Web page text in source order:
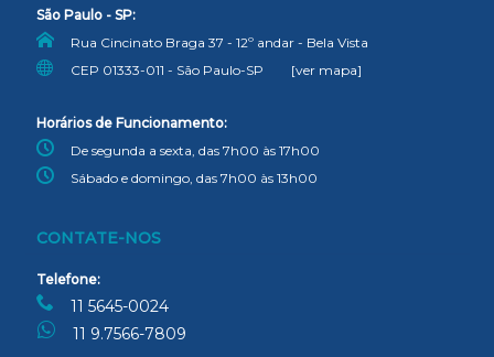
São Paulo - SP:
Rua Cincinato Braga 37 - 12º andar - Bela Vista
CEP 01333-011 - São Paulo-SP
[ver mapa]
Horários de Funcionamento:
De segunda a sexta, das 7h00 às 17h00
Sábado e domingo, das 7h00 às 13h00
CONTATE-NOS
Telefone:
11 5645-0024
11 9.7566-7809